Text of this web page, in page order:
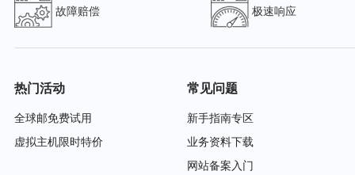
故障赔偿 极速响应
热门活动
全球邮免费试用
虚拟主机限时特价
常见问题
新手指南专区
业务资料下载
网站备案入门